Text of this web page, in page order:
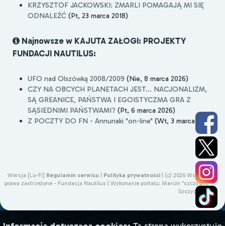
KRZYSZTOF JACKOWSKI: ZMARLI POMAGAJĄ MI SIĘ
ODNALEŹĆ (Pt, 23 marca 2018)
Najnowsze w KAJUTA ZAŁOGI: PROJEKTY
FUNDACJI NAUTILUS:
UFO nad Olszówką 2008/2009 (Nie, 8 marca 2026)
CZY NA OBCYCH PLANETACH JEST... NACJONALIZM,
SĄ GREANICE, PAŃSTWA I EGOISTYCZMA GRA Z
SĄSIEDNIMI PAŃSTWAMI? (Pt, 6 marca 2026)
Z POCZTY DO FN - Annunaki "on-line" (Wt, 3 marca 2026)
Wersja [Lo-Fi] Regulamin serwisu Polityka prywatności
(c) 2026 Wszelkie
prawa zastrzeżone - Fundacja Nautilus | Wykonanie portalu: Marcin "szczygliś"
Szczygliński